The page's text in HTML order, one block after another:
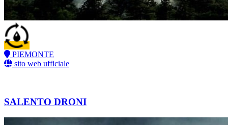
PIEMONTE
sito web ufficiale
SALENTO DRONI